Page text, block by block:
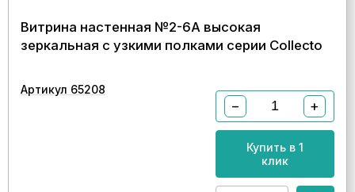
Витрина настенная №2-6А высокая
зеркальная с узкими полками серии Collecto
Артикул 65208
− +
Купить в 1
клик